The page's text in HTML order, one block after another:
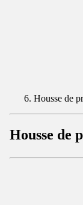
Housse de
Housse de